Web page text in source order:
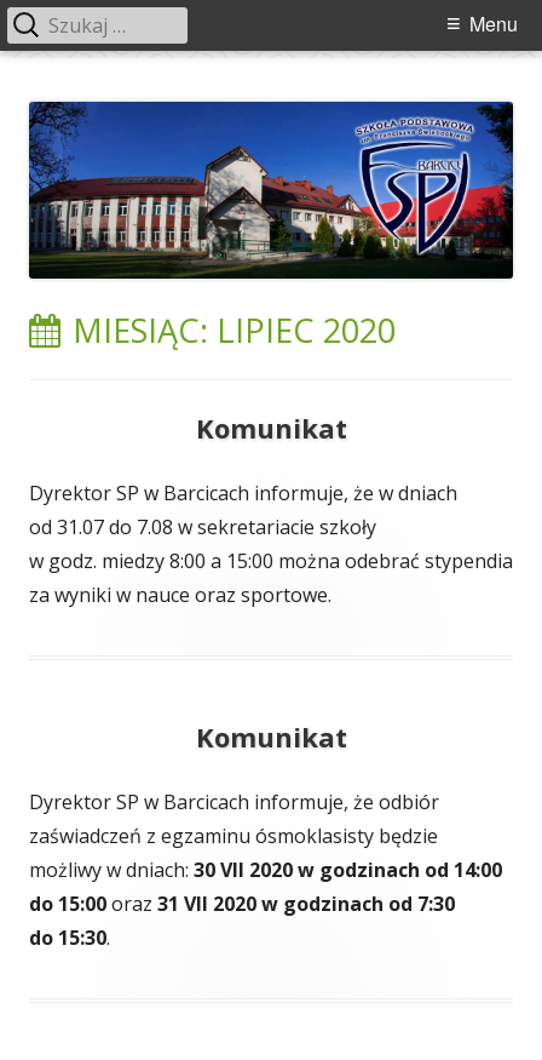
treści
Świebockiego w Barcicach
Menu
Menu
Szukaj:
MIESIĄC: LIPIEC 2020
Komunikat
Dyrektor SP w Barcicach informuje, że w dniach
od 31.07 do 7.08 w sekretariacie szkoły
w godz. miedzy 8:00 a 15:00 można odebrać stypendia
za wyniki w nauce oraz sportowe.
Komunikat
Dyrektor SP w Barcicach informuje, że odbiór
zaświadczeń z egzaminu ósmoklasisty będzie
możliwy w dniach: 30 VII 2020 w godzinach od 14:00
do 15:00oraz 31 VII 2020 w godzinach od 7:30
do 15:30.